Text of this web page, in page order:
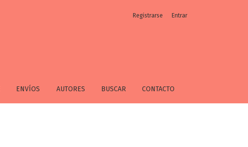
ENVÍOS AUTORES BUSCAR CONTACTO
Registrarse Entrar